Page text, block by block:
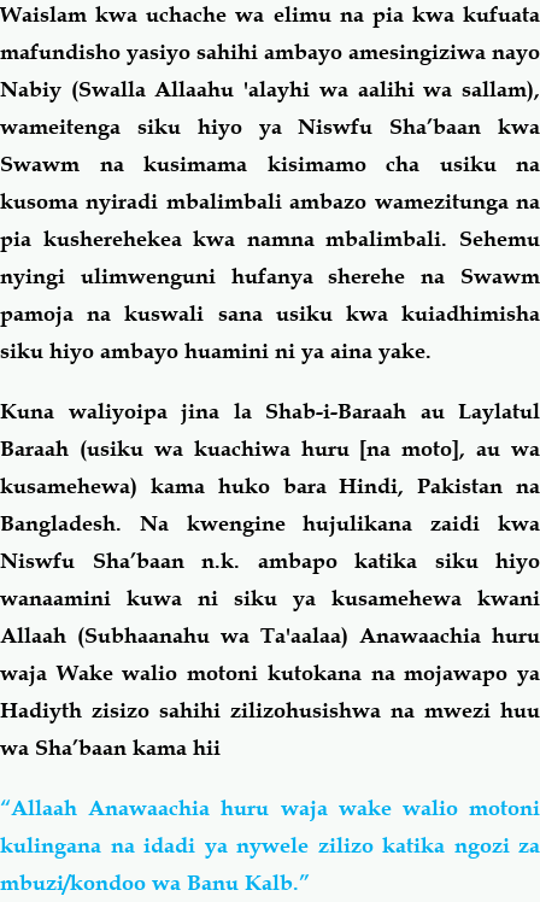
Waislam kwa uchache wa elimu na pia kwa kufuata
mafundisho yasiyo sahihi ambayo amesingiziwa nayo
Nabiy (Swalla Allaahu 'alayhi wa aalihi wa sallam),
wameitenga siku hiyo ya Niswfu Sha’baan kwa
Swawm na kusimama kisimamo cha usiku na
kusoma nyiradi mbalimbali ambazo wamezitunga na
pia kusherehekea kwa namna mbalimbali. Sehemu
nyingi ulimwenguni hufanya sherehe na Swawm
pamoja na kuswali sana usiku kwa kuiadhimisha
siku hiyo ambayo huamini ni ya aina yake.
Kuna waliyoipa jina la Shab-i-Baraah au Laylatul
Baraah (usiku wa kuachiwa huru [na moto], au wa
kusamehewa) kama huko bara Hindi, Pakistan na
Bangladesh. Na kwengine hujulikana zaidi kwa
Niswfu Sha’baan n.k. ambapo katika siku hiyo
wanaamini kuwa ni siku ya kusamehewa kwani
Allaah (Subhaanahu wa Ta'aalaa) Anawaachia huru
waja Wake walio motoni kutokana na mojawapo ya
Hadiyth zisizo sahihi zilizohusishwa na mwezi huu
wa Sha’baan kama hii
“Allaah Anawaachia huru waja wake walio motoni
kulingana na idadi ya nywele zilizo katika ngozi za
mbuzi/kondoo wa Banu Kalb.”